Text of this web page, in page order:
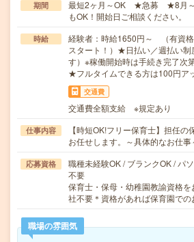
期間
最短2ヶ月～OK ★急募 ★8月～
もOK！開始日ご相談ください。
時給
経験者：時給1650円～ （有資
スタート！）★日払い／週払い制
す）※稼働開始時は手続き完了次
★フルタイムできる方は100円ア
交通費
交通費全額支給 ※規定あり
仕事内容
【時短OK!フリー保育士】担任
お任せします。～具体的なお仕
応募資格
職種未経験OK / ブランクOK / パ
不要
保育士・保母・幼稚園教諭資格
社不要＊資格があれば保育園で
職場の雰囲気